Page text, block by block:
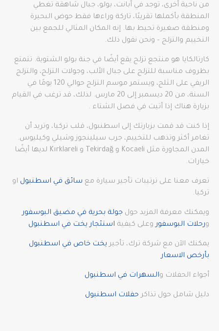
من ناحية أخرى، توجد في أبانت، بولو، جبال شاهقة تغطي
المنطقة بأكملها تقريبًا، تاركة وراءها فقط حوض البحيرة
ومنطقة صغيرة تحيط بها. إنه المكان المثالي للجمع بين
التخييم والتزلج – ونحن نقول ذلك.
كارتالكايا هو منتجع تزلج يقع أيضًا في جنة بولو الشتوية. تتمتع
بظروف مناسبة للتزلج على جبال الألب، وجولات التزلج، والتزلج
الريفي على الثلج، ويستمر موسم التزلج حوالي 120 يومًا في
السنة، من 20 ديسمبر إلى 20 مارس. لذلك، قد ترغب في القيام
بزيارة هناك إذا أتيت في فصل الشتاء .
إذا كنت قد قمت بزيارتك إلى اسطنبول، قلب تركيا، وتريد أن
تغامر أكثر وتذهب للتخييم، جرب سيلينجوز وشيلي وكيليوس.
المدن المجاورة مثل Kocaeli و Tekirdağ و Kırklareli لديها أيضًا
خيارات.
تعرف معنا على ترتيبات تأجير سيارة مع سائق في اسطنبول او
تركيا.
ويمكنك معرفة المزيد حول جولة بحرية في مضيق البوسفور
ورحلات البوسفوروعلى كيفية استئجار يخت في اسطنبول
يمكنك الآن مع شركة ترك، تأجير يخت خاص في اسطنبول
بأرخص الاسعار
أجواء الحفلات والسهرات في اسطنبول
دليل شامل حول تذاكر حفلات اسطنبول